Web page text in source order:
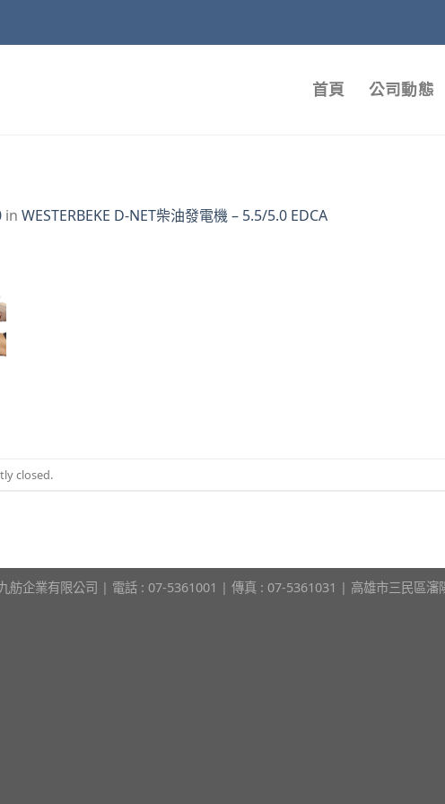
首頁 公司動態
in WESTERBEKE D-NET柴油發電機 – 5.5/5.0 EDCA
closed.
舫企業有限公司 | 電話 : 07-5361001 | 傳真 : 07-5361031 | 高雄市三民區瀋